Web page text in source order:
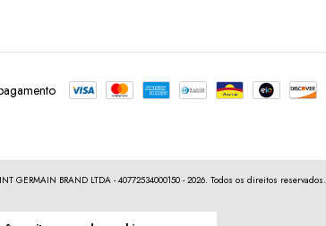
GERMAIN BRAND LTDA - 40772534000150 - 2026. Todos os direitos reservados.